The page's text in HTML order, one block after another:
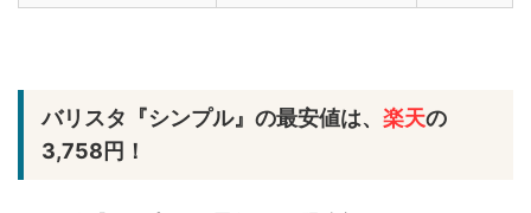
バリスタ『シンプル』の最安値は、 楽天の
3,758円！